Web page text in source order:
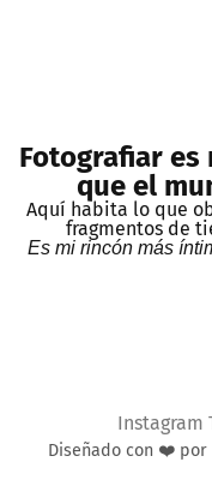
Fotografiar es
que el
Aquí habita lo que
fragmentos de
Es mi rincón más
Instagram
Diseñado con ❤️ por